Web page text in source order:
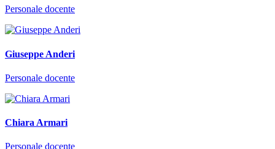
Personale docente
Giuseppe Anderi
Personale docente
Chiara Armari
Personale docente